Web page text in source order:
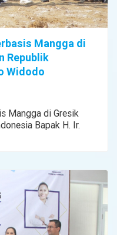
Mangga di
Republik
Widodo
Mangga di Gresik
Bapak H. Ir.